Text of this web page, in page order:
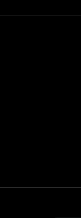
بل
واضحة
شخصي قوي